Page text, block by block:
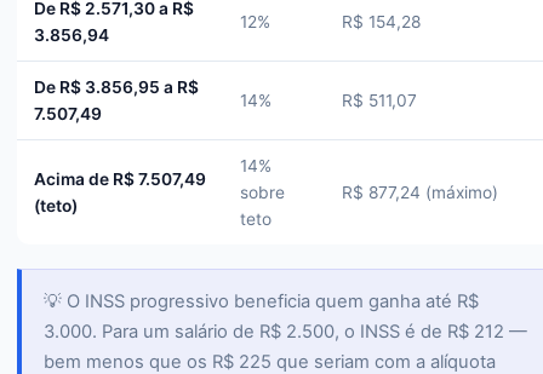
De R$ 2.571,30 a R$
3.856,94
12% R$ 154,28
De R$ 3.856,95 a R$
7.507,49
14% R$ 511,07
Acima de R$ 7.507,49
(teto)
14%
sobre
teto
R$ 877,24 (máximo)
💡 O INSS progressivo beneficia quem ganha até R$
3.000. Para um salário de R$ 2.500, o INSS é de R$ 212 —
bem menos que os R$ 225 que seriam com a alíquota